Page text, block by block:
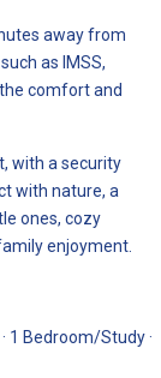
away from
as IMSS,
the comfort and
with a security
with nature, a
ones, cozy
enjoyment.
1 Bedroom/Study ·